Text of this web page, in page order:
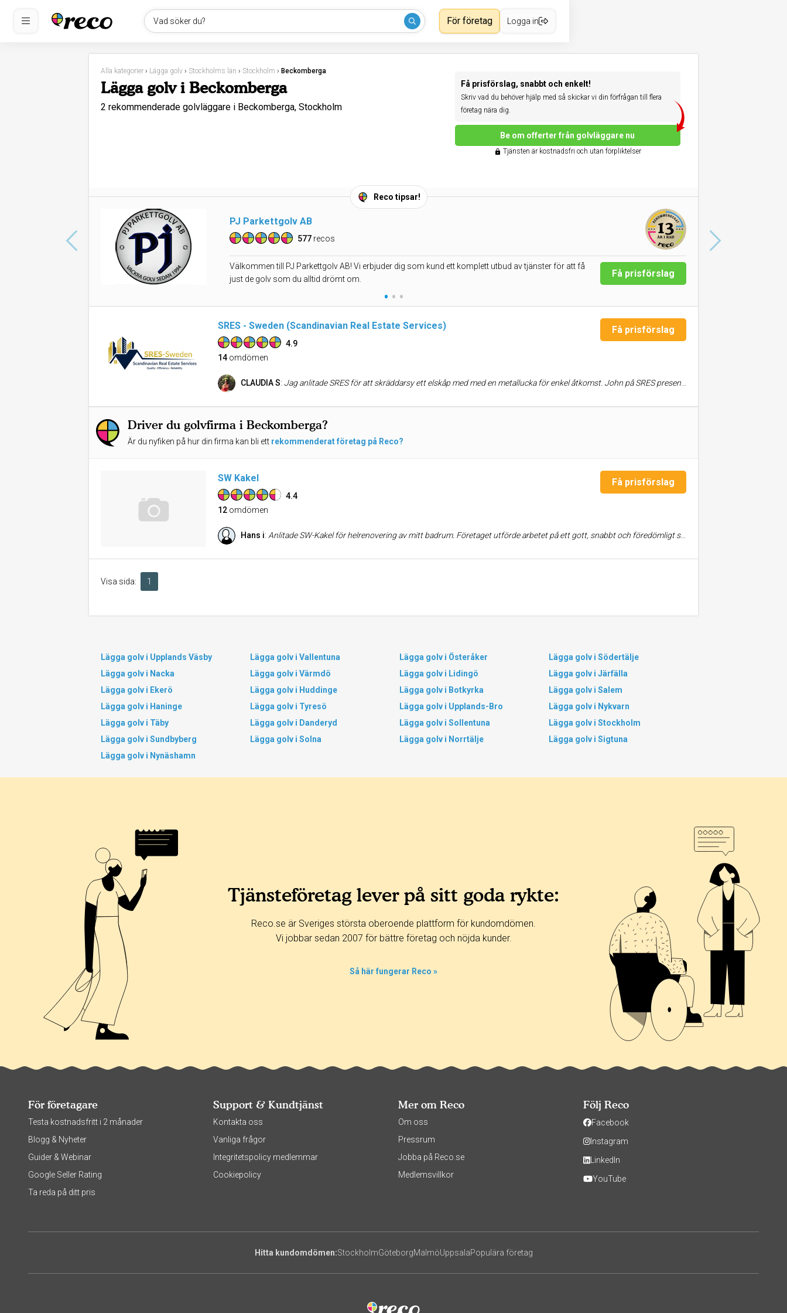
Vad söker du? För företag Logga in
Alla kategorier › Lägga golv › Stockholms län › Stockholm › Beckomberga
Lägga golv i Beckomberga
2 rekommenderade golvläggare i Beckomberga, Stockholm
Få prisförslag, snabbt och enkelt!
Skriv vad du behöver hjälp med så skickar vi din förfrågan till flera
företag nära dig.
Be om offerter från golvläggare nu
Tjänsten är kostnadsfri och utan förpliktelser
Reco tipsar!
PJ Parkettgolv AB
577 recos
Välkommen till PJ Parkettgolv AB! Vi erbjuder dig som kund ett komplett utbud av tjänster för att få
just de golv som du alltid drömt om.
Få prisförslag
• • •
SRES - Sweden (Scandinavian Real Estate Services)
4.9
14 omdömen
Få prisförslag
CLAUDIA S: Jag anlitade SRES för att skräddarsy ett elskåp med med en metallucka för enkel åtkomst. John på SRES presenterade en offert och redogjorde i detalj (i offert och muntligt) hur arbetet skulle genomföras. Blev så nöjd med elskåpet att jag anlitade SRES även för två andra större jobb jag hade planerat för sommaren. Det ena var en villadränering och det andra en altan (100 kvadratmeter) i två nivåer. Båda dessa arbeten kräver stor fackmannamässig kunskap. Vi genomförde villadräneringen först och där anlitade John en grävmaskinist för att gräva de större delarna runt huset. Resten av arbetet skötte han på egen hand inklusive en stor stenkista. I mitt liv har jag nog aldrig sett en person med sådan arbetsmoral som John. Han började kl 8 och slutade aldrig före kl 18. När villadräneringen var klar fortsatte vi med altanen. Båda jobben presenterade han separat via personligt möte och offert med detaljerad lista och ritning/design. Trots att John var något dyrare än de andra offerterna jag hade tagit in för samma jobb så anlitade vi John ändå på grund av hans proffsiga och kundvänliga attityd och det var det verkligen värt. John är arbetsam, har stor fackmannamässig kunskap (snickeri, villadränering och anläggning av altan) och arbetar med stort sinne för kvalitet. Det är med stort nöje som jag skulle rekommendera honom för liknande jobb..
Driver du golvfirma i Beckomberga?
Är du nyfiken på hur din firma kan bli ett rekommenderat företag på Reco?
SW Kakel
4.4
12 omdömen
Få prisförslag
Hans i: Anlitade SW-Kakel för helrenovering av mitt badrum. Företaget utförde arbetet på ett gott, snabbt och föredömligt sätt. Man var tom behjälplig med att kostnadsfritt lösa ett problem utanför sitt åttagande. Är mycket nöjd med såväl resultat som företagets trevliga bemötande
Visa sida: 1
Lägga golv i Upplands Väsby Lägga golv i Vallentuna Lägga golv i Österåker
Lägga golv i Södertälje
Lägga golv i Nacka
Lägga golv i Värmdö Lägga golv i Lidingö
Lägga golv i Järfälla
Lägga golv i Ekerö
Lägga golv i Huddinge Lägga golv i Botkyrka
Lägga golv i Salem
Lägga golv i Haninge
Lägga golv i Tyresö Lägga golv i Upplands-Bro
Lägga golv i Nykvarn
Lägga golv i Täby
Lägga golv i Danderyd Lägga golv i Sollentuna
Lägga golv i Stockholm
Lägga golv i Sundbyberg
Lägga golv i Solna Lägga golv i Norrtälje
Lägga golv i Sigtuna
Lägga golv i Nynäshamn
Tjänsteföretag lever på sitt goda rykte:
Reco.se är Sveriges största oberoende plattform för kundomdömen.
Vi jobbar sedan 2007 för bättre företag och nöjda kunder.
Så här fungerar Reco »
För företagare
Testa kostnadsfritt i 2 månader
Blogg & Nyheter
Guider & Webinar
Google Seller Rating
Ta reda på ditt pris
Support & Kundtjänst
Kontakta oss
Vanliga frågor
Integritetspolicy medlemmar
Cookiepolicy
Mer om Reco
Om oss
Pressrum
Jobba på Reco.se
Medlemsvillkor
Följ Reco
Facebook
Instagram
LinkedIn
YouTube
Hitta kundomdömen:StockholmGöteborgMalmöUppsalaPopulära företag